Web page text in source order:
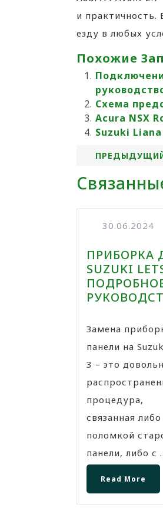
и
езду в любых
Похожие
Схема
Acura NSX
Suzuki
30.06.2024
ПРИБОРКА
SUZUKI
Замена приборной
панели на
3 – это
процедура,
связанная либо
поломкой
панели, либо с
Read More